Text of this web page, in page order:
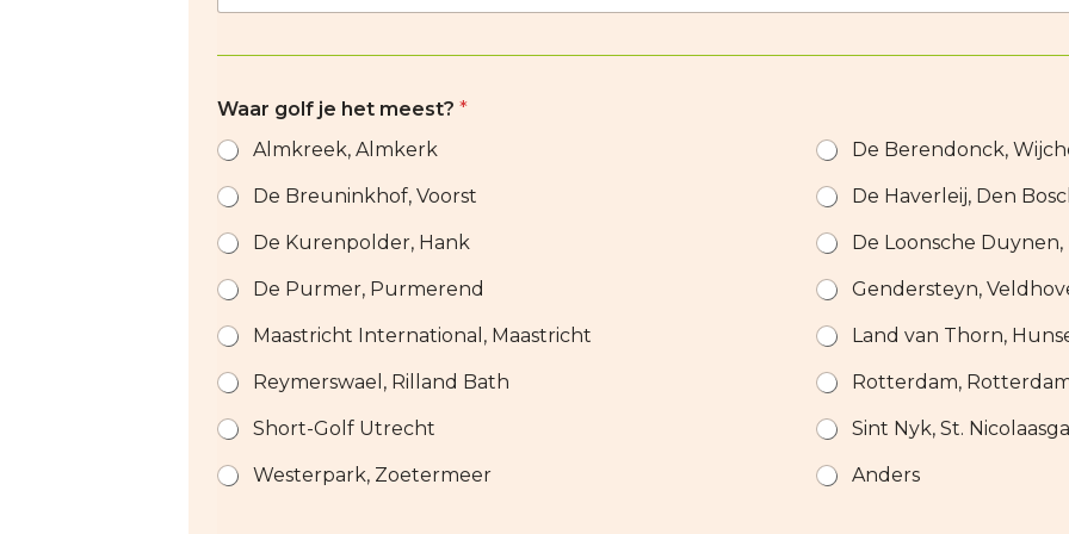
Waar golf je het meest?*
Almkreek, Almkerk
De Berendonck,
De Breuninkhof, Voorst De Haverleij, Den
De Kurenpolder, Hank De Loonsche Duynen,
De Purmer, Purmerend Gendersteyn,
Maastricht International, Maastricht Land van Thorn,
Reymerswael, Rilland Bath Rotterdam,
Short-Golf Utrecht Sint Nyk, St. Nicolaasga
Westerpark, Zoetermeer Anders